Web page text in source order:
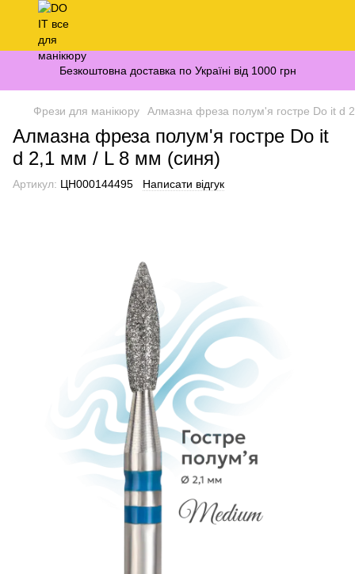
Безкоштовна доставка по Україні від 1000 грн
Фрези для манікюру Алмазна фреза полум'я гостре Do it d
Алмазна фреза полум'я гостре Do it
d 2,1 мм / L 8 мм (синя)
Артикул: ЦН000144495 Написати відгук